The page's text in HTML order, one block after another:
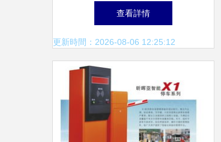
開通運營，優化區域交通網絡
查看詳情
更新時間：2026-08-06 12:25:12